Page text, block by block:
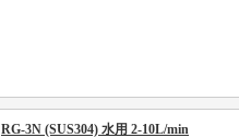
RG-3N (SUS304) 水用 2-10L/min